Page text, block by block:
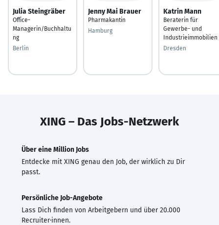
Julia Steingräber
Office-
Managerin/Buchhaltu
ng
Berlin
Jenny Mai Brauer
Pharmakantin
Hamburg
Katrin Mann
Beraterin für
Gewerbe- und
Industrieimmobilien
Dresden
XING – Das Jobs-Netzwerk
Über eine Million Jobs
Entdecke mit XING genau den Job, der wirklich zu Dir
passt.
Persönliche Job-Angebote
Lass Dich finden von Arbeitgebern und über 20.000
Recruiter·innen.